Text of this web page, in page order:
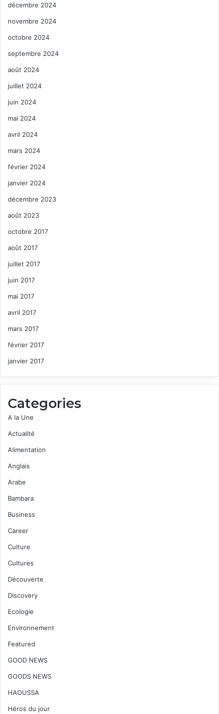
décembre 2024
novembre 2024
octobre 2024
septembre 2024
août 2024
juillet 2024
juin 2024
mai 2024
avril 2024
mars 2024
février 2024
janvier 2024
décembre 2023
août 2023
octobre 2017
août 2017
juillet 2017
juin 2017
mai 2017
avril 2017
mars 2017
février 2017
janvier 2017
Categories
A la Une
Actualité
Alimentation
Anglais
Arabe
Bambara
Business
Career
Culture
Cultures
Découverte
Discovery
Ecologie
Environnement
Featured
GOOD NEWS
GOODS NEWS
HAOUSSA
Héros du jour